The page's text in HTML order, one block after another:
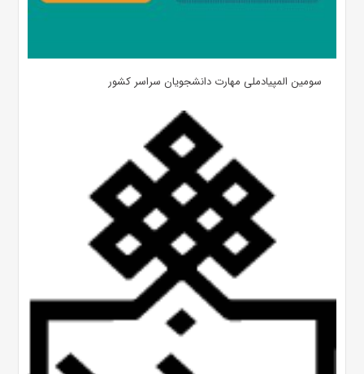
سومین المپیادملی مهارت دانشجویان سراسر کشور